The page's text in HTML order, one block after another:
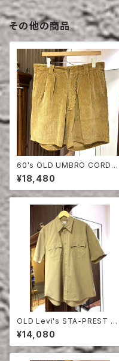
その他の商品
60's OLD UMBRO CORDUR
OY SHORTS
¥18,480
OLD Levi's STA-PREST HA
LF SLEEVE SHIRT
¥14,080